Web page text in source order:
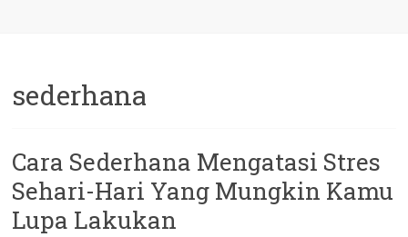
sederhana
Cara Sederhana Mengatasi Stres
Sehari-Hari Yang Mungkin Kamu
Lupa Lakukan